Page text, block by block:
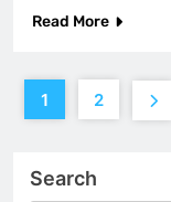
Read More
1 2
Search